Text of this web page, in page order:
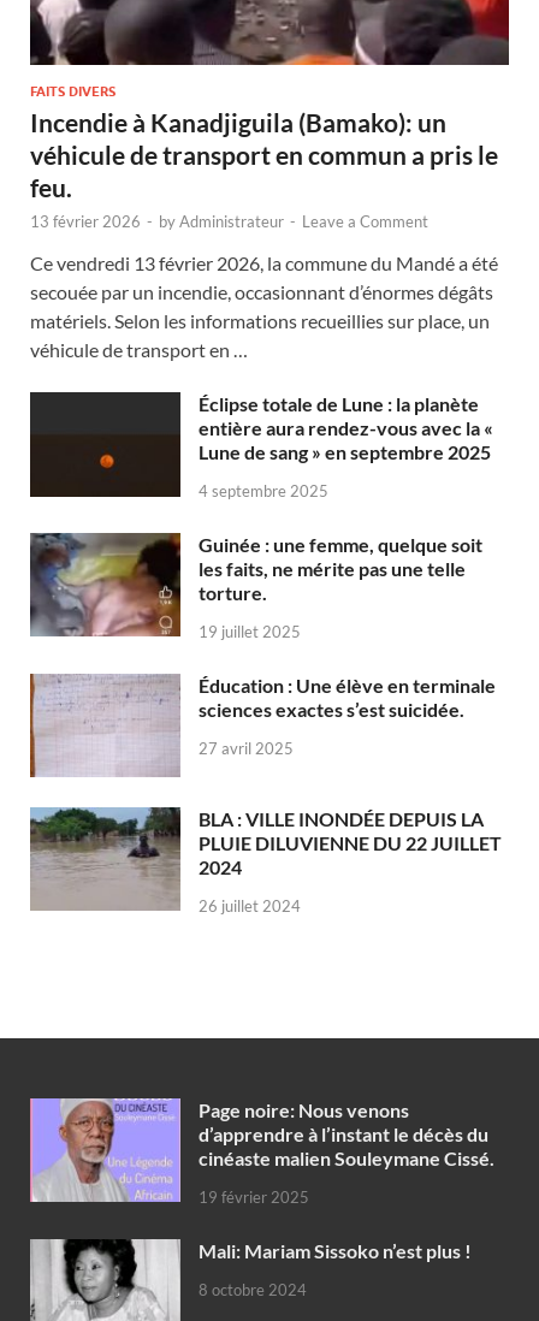
FAITS DIVERS
Incendie à Kanadjiguila (Bamako): un
véhicule de transport en commun a pris le
feu.
13 février 2026 - byAdministrateur - Leave a Comment
Ce vendredi 13 février 2026, la commune du Mandé a été
secouée par un incendie, occasionnant d’énormes dégâts
matériels. Selon les informations recueillies sur place, un
véhicule de transport en …
Éclipse totale de Lune : la planète
entière aura rendez-vous avec la «
Lune de sang » en septembre 2025
4 septembre 2025
Guinée : une femme, quelque soit
les faits, ne mérite pas une telle
torture.
19 juillet 2025
Éducation : Une élève en terminale
sciences exactes s’est suicidée.
27 avril 2025
BLA : VILLE INONDÉE DEPUIS LA
PLUIE DILUVIENNE DU 22 JUILLET
2024
26 juillet 2024
Page noire: Nous venons
d’apprendre à l’instant le décès du
cinéaste malien Souleymane Cissé.
19 février 2025
Mali: Mariam Sissoko n’est plus !
8 octobre 2024